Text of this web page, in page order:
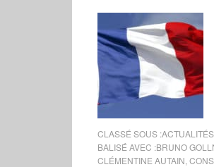
CLASSÉ SOUS :ACTUALITÉS
BALISÉ AVEC :BRUNO
CLÉMENTINE AUTAIN